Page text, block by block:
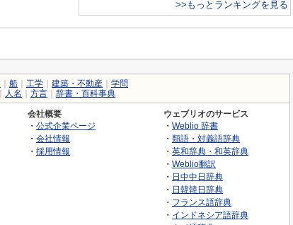
>>もっとランキングを見る
船 工学 建築・不動産
学問
人名 方言 辞書・百科事典
会社概要
・ 公式企業ページ
・ 会社情報
・ 採用情報
ウェブリオのサービス
・ Weblio 辞書
・ 類語・対義語辞典
・ 英和辞典・和英辞典
・ Weblio翻訳
・ 日中中日辞典
・ 日韓韓日辞典
・ フランス語辞典
・ インドネシア語辞典